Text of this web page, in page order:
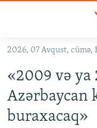
Əsas
qayıt
Əsas
naviqasiyaya
qayıt
KORRUPSIOMETR
2026, 07 Avqust, cümə,
«2009 və ya
Azərbaycan
buraxacaq»